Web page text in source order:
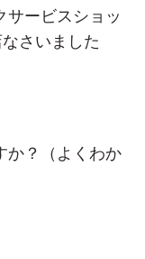
サービスショッ
さいました
か？（よくわか